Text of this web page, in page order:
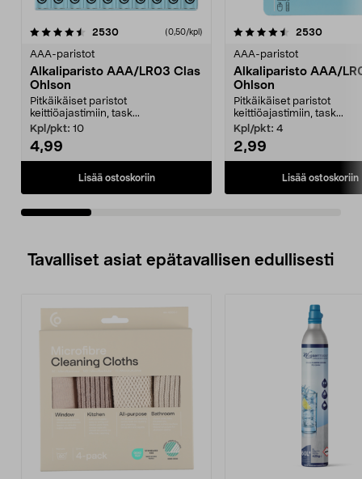
2530arvostelut (0,50/kpl)
AAA-paristot
Alkaliparisto AAA/LR03 Clas
Ohlson
Pitkäikäiset paristot
keittiöajastimiin, task...
Kpl/pkt: 10
4,99
Lisää ostoskoriin
4.5viidestä
2530
AAA-paristot
Alkaliparisto AAA/
Ohlson
Pitkäikäiset paristot
keittiöajastimiin, task...
Kpl/pkt: 4
2,99
Lisää ostoskoriin
4.5viidestä
Tavalliset asiat epätavallisen edullisesti